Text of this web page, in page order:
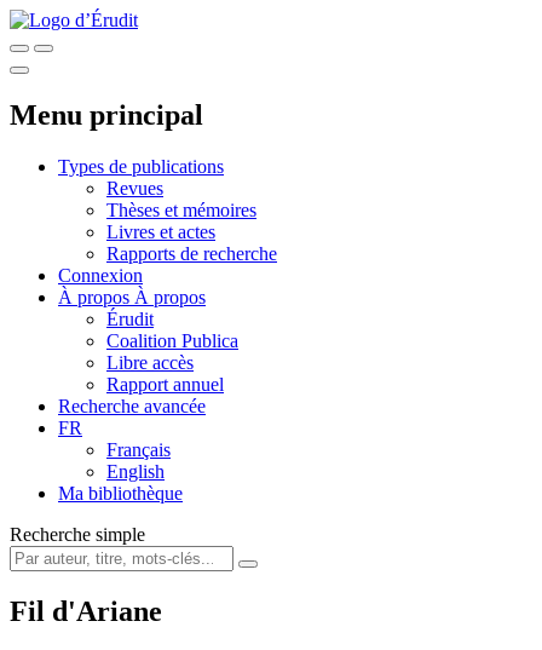
Menu principal
Types de publications
Revues
Thèses et mémoires
Livres et actes
Rapports de recherche
Connexion
À propos À propos
Érudit
Coalition Publica
Libre accès
Rapport annuel
Recherche avancée
FR
Français
English
Ma bibliothèque
Recherche simple
Fil d'Ariane